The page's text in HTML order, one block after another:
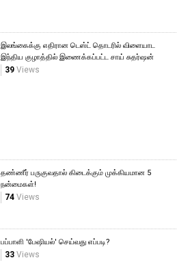
இலங்கைக்கு எதிரான டெஸ்ட் தொடரில் விளையாட
இந்திய குழாத்தில் இணைக்கப்பட்ட சாய் சுதர்ஷன்
39Views
தண்ணீர் பருகுவதால் கிடைக்கும் முக்கியமான 5
நன்மைகள்!
74Views
பப்பாளி 'பேஷியல்' செய்வது எப்படி?
33Views